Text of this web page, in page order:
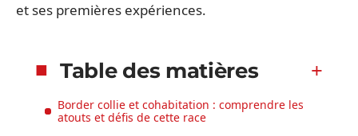
et ses premières expériences.
Table des matières
Border collie et cohabitation : comprendre les
atouts et défis de cette race